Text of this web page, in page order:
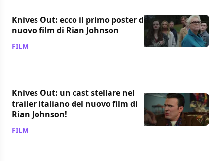
Knives Out: ecco il primo poster del
nuovo film di Rian Johnson
FILM
Knives Out: un cast stellare nel
trailer italiano del nuovo film di
Rian Johnson!
FILM